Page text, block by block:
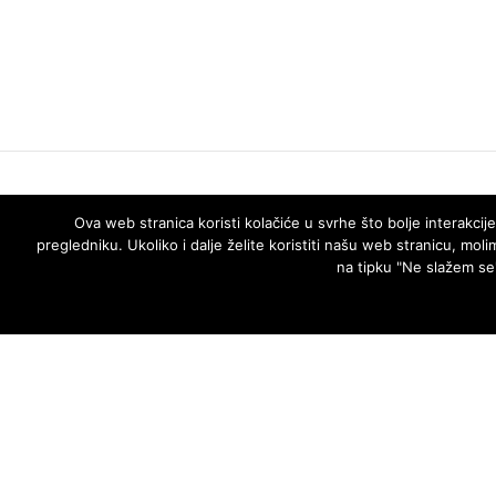
Ova web stranica koristi kolačiće u svrhe što bolje
pregledniku. Ukoliko i dalje želite koristiti našu web stranicu,
na tipku "Ne slažem